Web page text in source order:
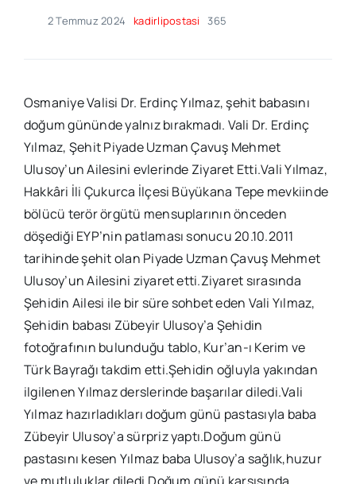
2 Temmuz 2024 kadirlipostasi 365
Osmaniye Valisi Dr. Erdinç Yılmaz, şehit babasını
doğum gününde yalnız bırakmadı. Vali Dr. Erdinç
Yılmaz, Şehit Piyade Uzman Çavuş Mehmet
Ulusoy’un Ailesini evlerinde Ziyaret Etti.Vali Yılmaz,
Hakkâri İli Çukurca İlçesi Büyükana Tepe mevkiinde
bölücü terör örgütü mensuplarının önceden
döşediği EYP’nin patlaması sonucu 20.10.2011
tarihinde şehit olan Piyade Uzman Çavuş Mehmet
Ulusoy’un Ailesini ziyaret etti.Ziyaret sırasında
Şehidin Ailesi ile bir süre sohbet eden Vali Yılmaz,
Şehidin babası Zübeyir Ulusoy’a Şehidin
fotoğrafının bulunduğu tablo, Kur’an-ı Kerim ve
Türk Bayrağı takdim etti.Şehidin oğluyla yakından
ilgilenen Yılmaz derslerinde başarılar diledi.Vali
Yılmaz hazırladıkları doğum günü pastasıyla baba
Zübeyir Ulusoy’a sürpriz yaptı.Doğum günü
pastasını kesen Yılmaz baba Ulusoy’a sağlık,huzur
ve mutluluklar diledi.Doğum günü karşısında